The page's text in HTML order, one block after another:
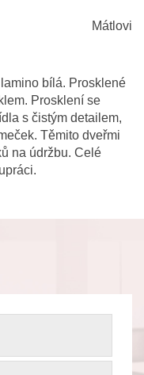
Mátlovi
bílá. Prosklené
Prosklení se
s čistým detailem,
Těmito dveřmi
na údržbu. Celé